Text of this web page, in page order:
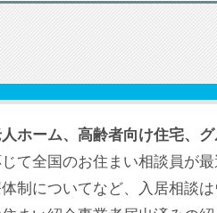
ホーム、高齢者向け住宅、
て全国のお住まい相談員が
制についてなど、入居相談